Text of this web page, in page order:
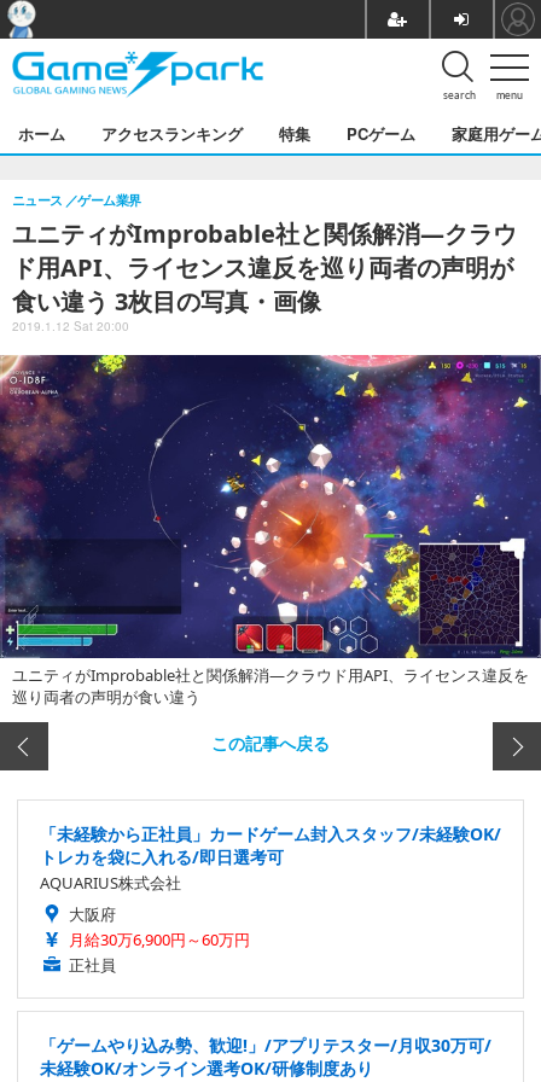
menu
search
ホーム アクセスランキング 特集 PCゲーム 家庭用ゲー
ユニティがImprobable社と関係解消―クラウ
ド用API、ライセンス違反を巡り両者の声明が
食い違う 3枚目の写真・画像
ニュース ゲーム業界
2019.1.12 Sat 20:00
ユニティがImprobable社と関係解消―クラウド用API、ライセンス違反を
巡り両者の声明が食い違う
この記事へ戻る
「未経験から正社員」カードゲーム封入スタッフ/未経験OK/
トレカを袋に入れる/即日選考可
AQUARIUS株式会社
大阪府
月給30万6,900円～60万円
正社員
「ゲームやり込み勢、歓迎!」/アプリテスター/月収30万可/
未経験OK/オンライン選考OK/研修制度あり